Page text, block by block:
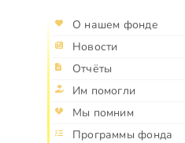
О нашем фонде
Новости
Отчёты
Им помогли
Мы помним
Программы фонда